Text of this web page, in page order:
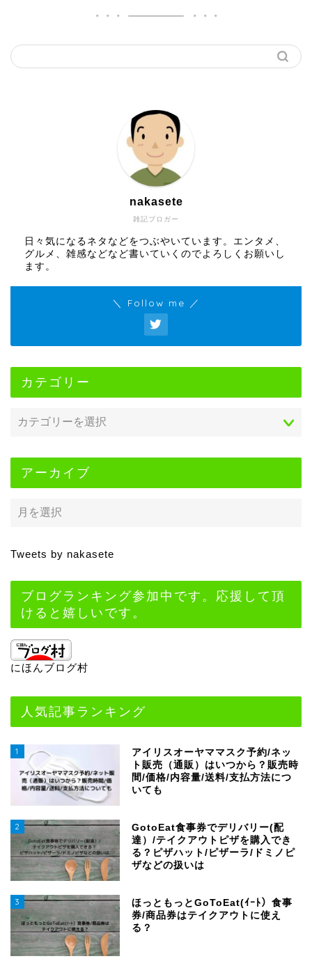
雑記ブロガー
nakasete
日々気になるネタなどをつぶやいています。エンタメ、
グルメ、雑感などなど書いていくのでよろしくお願いし
ます。
＼ Follow me ／
カテゴリー
アーカイブ
Tweets by nakasete
ブログランキング参加中です。応援して頂
けると嬉しいです。
にほんブログ村
人気記事ランキング
1
アイリスオーヤママスク予約/ネッ
ト販売（通販）はいつから？販売時
間/価格/内容量/送料/支払方法につ
いても
2
GotoEat食事券でデリバリー(配
達）/テイクアウトピザを購入でき
る？ピザハット/ピザーラ/ドミノピ
ザなどの扱いは
3
ほっともっとGoToEat(ｲｰﾄ）食事
券/商品券はテイクアウトに使え
る？